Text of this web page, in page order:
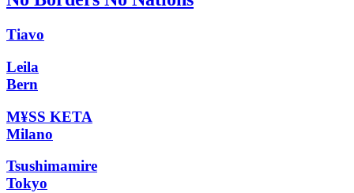
Tiavo
Leila
Bern
M¥SS KETA
Milano
Tsushimamire
Tokyo